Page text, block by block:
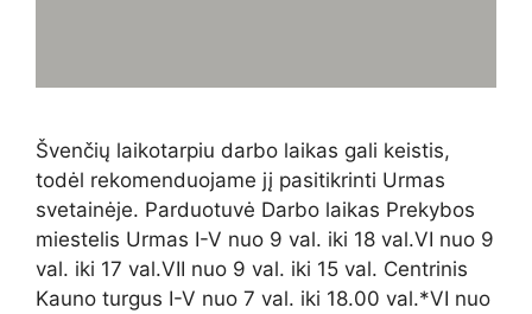
Švenčių laikotarpiu darbo laikas gali keistis,
todėl rekomenduojame jį pasitikrinti Urmas
svetainėje. Parduotuvė Darbo laikas Prekybos
miestelis Urmas I-V nuo 9 val. iki 18 val.VI nuo 9
val. iki 17 val.VII nuo 9 val. iki 15 val. Centrinis
Kauno turgus I-V nuo 7 val. iki 18.00 val.*VI nuo